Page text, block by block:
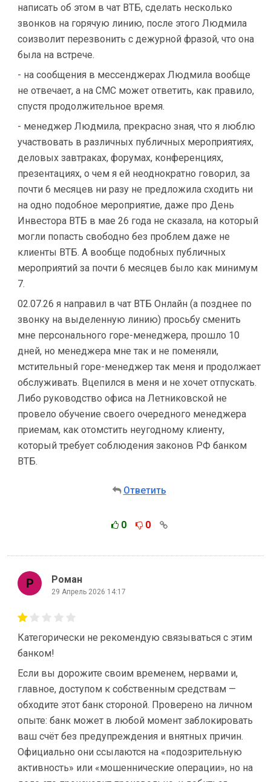
написать об этом в чат ВТБ, сделать несколько
звонков на горячую линию, после этого Людмила
соизволит перезвонить с дежурной фразой, что она
была на встрече.
- на сообщения в мессенджерах Людмила вообще
не отвечает, а на СМС может ответить, как правило,
спустя продолжительное время.
- менеджер Людмила, прекрасно зная, что я люблю
участвовать в различных публичных мероприятиях,
деловых завтраках, форумах, конференциях,
презентациях, о чем я ей неоднократно говорил, за
почти 6 месяцев ни разу не предложила сходить ни
на одно подобное мероприятие, даже про День
Инвестора ВТБ в мае 26 года не сказала, на который
могли попасть свободно без проблем даже не
клиенты ВТБ. А вообще подобных публичных
мероприятий за почти 6 месяцев было как минимум
7.
02.07.26 я направил в чат ВТБ Онлайн (а позднее по
звонку на выделенную линию) просьбу сменить
мне персонального горе-менеджера, прошло 10
дней, но менеджера мне так и не поменяли,
мстительный горе-менеджер так меня и продолжает
обслуживать. Вцепился в меня и не хочет отпускать.
Либо руководство офиса на Летниковской не
провело обучение своего очередного менеджера
приемам, как отомстить неугодному клиенту,
который требует соблюдения законов РФ банком
ВТБ.
Ответить
0 0
Роман
29 Апрель 2026 14:17
Категорически не рекомендую связываться с этим
банком!
Если вы дорожите своим временем, нервами и,
главное, доступом к собственным средствам —
обходите этот банк стороной. Проверено на личном
опыте: банк может в любой момент заблокировать
ваш счёт без предупреждения и внятных причин.
Официально они ссылаются на «подозрительную
активность» или «мошеннические операции», но на